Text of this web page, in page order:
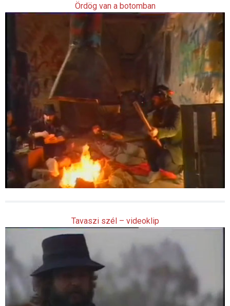
Ördög van a botomban
Tavaszi szél – videoklip